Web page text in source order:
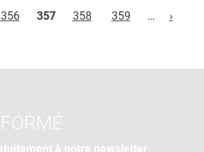
356 357 358 359 … ›
à notre newsletter